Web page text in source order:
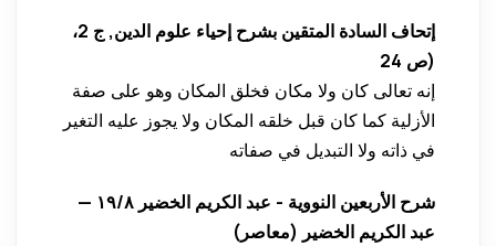
إتحاف السادة المتقين بشرح إحياء علوم الدين, ج 2،
ص 24)
إنه تعالى كان ولا مكان فخلق المكان وهو على صفة
الأزلية كما كان قبل خلقه المكان ولا يجوز عليه التغير
في ذاته ولا التبديل في صفاته
شرح الأربعين النووية - عبد الكريم الخضير ٨/‏١٩ —
عبد الكريم الخضير (معاصر)